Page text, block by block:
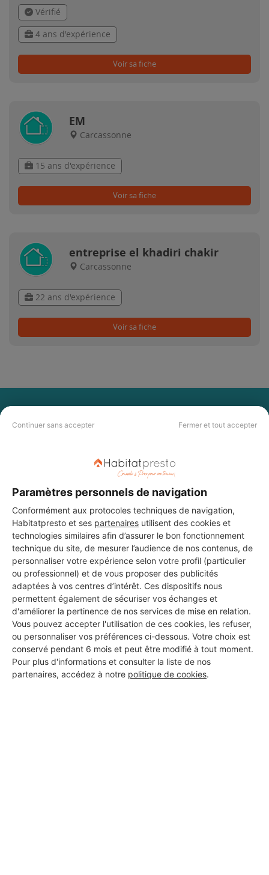
Continuer sans accepter Fermer et tout accepter
Paramètres personnels de navigation
Conformément aux protocoles techniques de navigation,
Habitatpresto et ses partenaires utilisent des cookies et
technologies similaires afin d’assurer le bon fonctionnement
technique du site, de mesurer l’audience de nos contenus, de
personnaliser votre expérience selon votre profil (particulier
ou professionnel) et de vous proposer des publicités
adaptées à vos centres d’intérêt. Ces dispositifs nous
permettent également de sécuriser vos échanges et
d'améliorer la pertinence de nos services de mise en relation.
Vous pouvez accepter l'utilisation de ces cookies, les refuser,
ou personnaliser vos préférences ci-dessous. Votre choix est
conservé pendant 6 mois et peut être modifié à tout moment.
Pour plus d'informations et consulter la liste de nos
partenaires, accédez à notre politique de cookies.
Vérifié
4 ans d'expérience
Voir sa fiche
EM
Carcassonne
15 ans d'expérience
Voir sa fiche
entreprise el khadiri chakir
Carcassonne
22 ans d'expérience
Voir sa fiche
PAS LE TEMPS DE
CHERCHER ?
Vous souhaitez réaliser des travaux et ne savez quel professionnel
choisir ? Demandez des devis travaux
auprès de notre réseau de 5 000
professionnels partout en France.
DEMANDER UN DEVIS